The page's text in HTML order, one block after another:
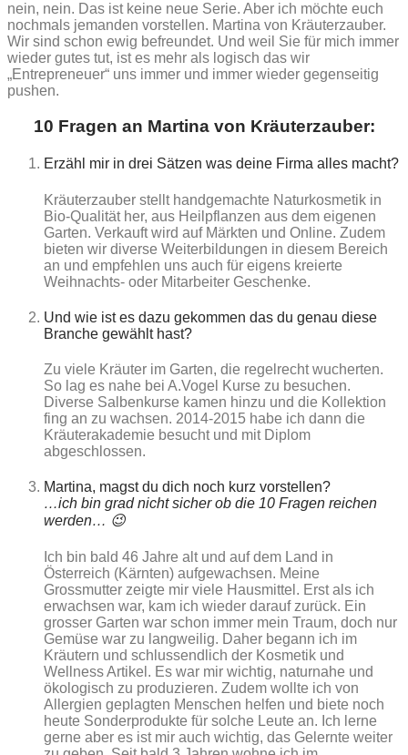
nein, nein. Das ist keine neue Serie. Aber ich möchte euch
nochmals jemanden vorstellen. Martina von Kräuterzauber.
Wir sind schon ewig befreundet. Und weil Sie für mich immer
wieder gutes tut, ist es mehr als logisch das wir
„Entrepreneuer“ uns immer und immer wieder gegenseitig
pushen.
10 Fragen an Martina von Kräuterzauber:
Erzähl mir in drei Sätzen was deine Firma alles macht?
Kräuterzauber stellt handgemachte Naturkosmetik in
Bio-Qualität her, aus Heilpflanzen aus dem eigenen
Garten. Verkauft wird auf Märkten und Online. Zudem
bieten wir diverse Weiterbildungen in diesem Bereich
an und empfehlen uns auch für eigens kreierte
Weihnachts- oder Mitarbeiter Geschenke.
Und wie ist es dazu gekommen das du genau diese
Branche gewählt hast?
Zu viele Kräuter im Garten, die regelrecht wucherten.
So lag es nahe bei A.Vogel Kurse zu besuchen.
Diverse Salbenkurse kamen hinzu und die Kollektion
fing an zu wachsen. 2014-2015 habe ich dann die
Kräuterakademie besucht und mit Diplom
abgeschlossen.
Martina, magst du dich noch kurz vorstellen?
…ich bin grad nicht sicher ob die 10 Fragen reichen
werden… 😉
Ich bin bald 46 Jahre alt und auf dem Land in
Österreich (Kärnten) aufgewachsen. Meine
Grossmutter zeigte mir viele Hausmittel. Erst als ich
erwachsen war, kam ich wieder darauf zurück. Ein
grosser Garten war schon immer mein Traum, doch nur
Gemüse war zu langweilig. Daher begann ich im
Kräutern und schlussendlich der Kosmetik und
Wellness Artikel. Es war mir wichtig, naturnahe und
ökologisch zu produzieren. Zudem wollte ich von
Allergien geplagten Menschen helfen und biete noch
heute Sonderprodukte für solche Leute an. Ich lerne
gerne aber es ist mir auch wichtig, das Gelernte weiter